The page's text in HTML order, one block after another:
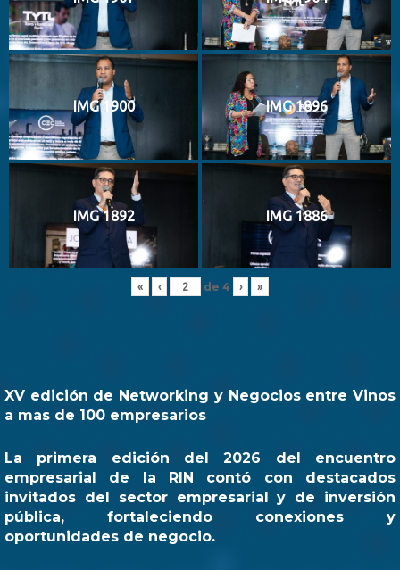
IMG 1900 IMG 1896
IMG 1892 IMG 1886
« ‹ de 4 › »
XV edición de Networking y Negocios entre Vinos
a mas de 100 empresarios
La primera edición del 2026 del encuentro
empresarial de la RIN contó con destacados
invitados del sector empresarial y de inversión
pública, fortaleciendo conexiones y
oportunidades de negocio.